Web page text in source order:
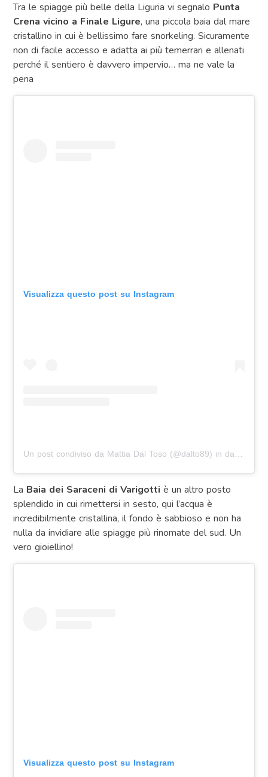
Tra le spiagge più belle della Liguria vi segnalo Punta
Crena vicino a Finale Ligure, una piccola baia dal mare
cristallino in cui è bellissimo fare snorkeling. Sicuramente
non di facile accesso e adatta ai più temerrari e allenati
perché il sentiero è davvero impervio… ma ne vale la
pena
Visualizza questo post su Instagram
Un post condiviso da Mattia Dal Toso (@dalto89) in data:
La Baia dei Saraceni di Varigotti è un altro posto
splendido in cui rimettersi in sesto, qui l’acqua è
incredibilmente cristallina, il fondo è sabbioso e non ha
nulla da invidiare alle spiagge più rinomate del sud. Un
vero gioiellino!
Visualizza questo post su Instagram